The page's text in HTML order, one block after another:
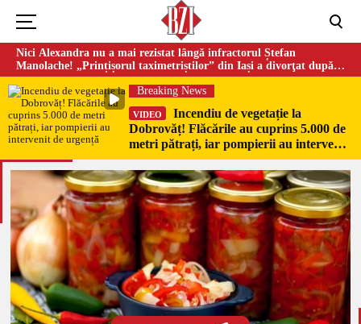
Nici Alexandra nu a mai rezistat lângă infractorul Ștefan
Manolache! „Prințișorul taximetriștilor” din Iași a divorţat după
doi ani de căsnicie
Breaking News
VIDEO
Incendiu de vegetație la
Dobrovăț! Flăcările au cuprins 5.000 de
metri pătrați, iar pompierii au intervenit
de urgență